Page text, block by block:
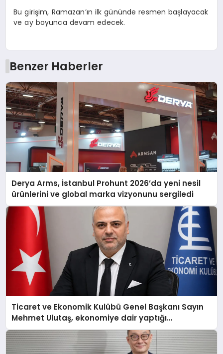
Bu girişim, Ramazan’ın ilk gününde resmen başlayacak
ve ay boyunca devam edecek.
Benzer Haberler
Derya Arms, İstanbul Prohunt 2026’da yeni nesil
ürünlerini ve global marka vizyonunu sergiledi
Ticaret ve Ekonomik Kulübü Genel Başkanı Sayın
Mehmet Ulutaş, ekonomiye dair yaptığı
açıklamada şunları kaydetti: